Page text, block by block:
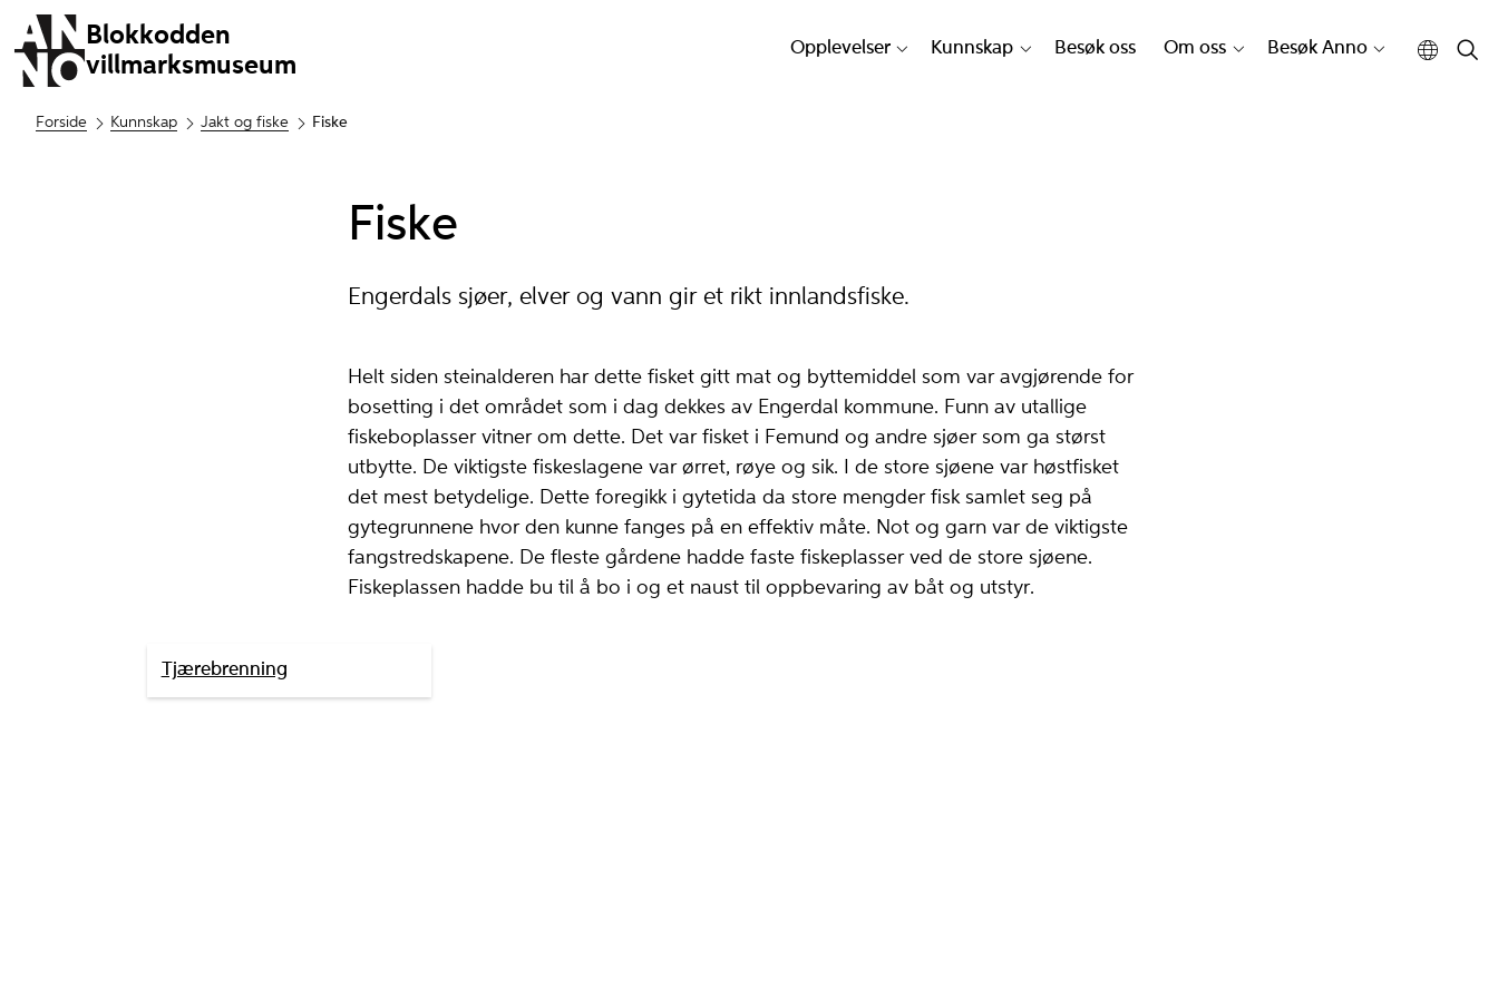
Blokkodden
villmarksmuseum
Opplevelser Kunnskap Besøk oss Om oss Besøk Anno
Forside Kunnskap Jakt og fiske Fiske
Fiske
Engerdals sjøer, elver og vann gir et rikt innlandsfiske.
Helt siden steinalderen har dette fisket gitt mat og byttemiddel som var avgjørende for
bosetting i det området som i dag dekkes av Engerdal kommune. Funn av utallige
fiskeboplasser vitner om dette. Det var fisket i Femund og andre sjøer som ga størst
utbytte. De viktigste fiskeslagene var ørret, røye og sik. I de store sjøene var høstfisket
det mest betydelige. Dette foregikk i gytetida da store mengder fisk samlet seg på
gytegrunnene hvor den kunne fanges på en effektiv måte. Not og garn var de viktigste
fangstredskapene. De fleste gårdene hadde faste fiskeplasser ved de store sjøene.
Fiskeplassen hadde bu til å bo i og et naust til oppbevaring av båt og utstyr.
Tjærebrenning